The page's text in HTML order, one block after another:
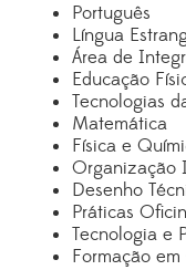
Português
Língua
Área de
Educação
Tecnologias
Matemática
Física e
Organização
Desenho
Práticas
Tecnologia e
Formação